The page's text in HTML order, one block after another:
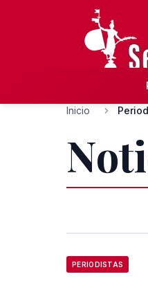
Inicio
PERIODISTAS